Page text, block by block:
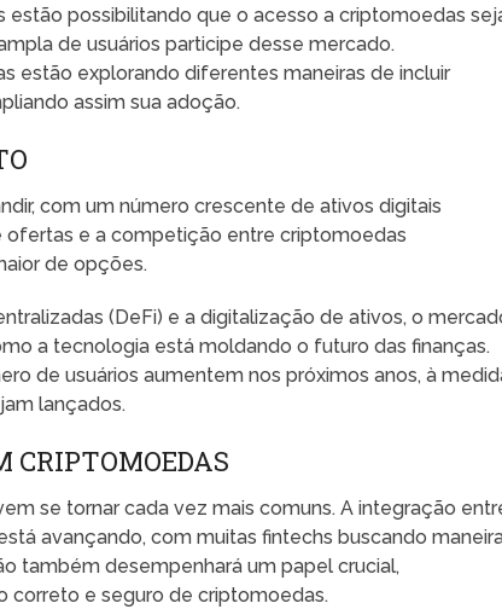
possibilitando que o acesso a criptomoedas
de usuários participe desse mercado.
estão explorando diferentes maneiras de incluir
assim sua adoção.
com um número crescente de ativos digitais
ofertas e a competição entre criptomoedas
de opções.
(DeFi) e a digitalização de ativos, o
a tecnologia está moldando o futuro das finanças.
de usuários aumentem nos próximos anos, à
lançados.
CRIPTOMOEDAS
se tornar cada vez mais comuns. A integração
avançando, com muitas fintechs buscando
também desempenhará um papel crucial,
correto e seguro de criptomoedas.